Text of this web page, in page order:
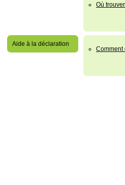
Où
Aide à la déclaration
Comment